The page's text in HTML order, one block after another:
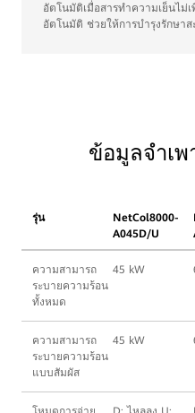
อัตโนมัติเมื่อสารทําความเย็นไม่
อัตโนมัติ ช่วยให้การบำรุงรักษา
ข้อมูลจำเพ
รุ่น
NetCol8000-
A045D/U
ความสามารถ
ระบายความร้อน
ทั้งหมด
45 kW
ความสามารถ
ระบายความร้อน
แบบสัมผัส
45 kW